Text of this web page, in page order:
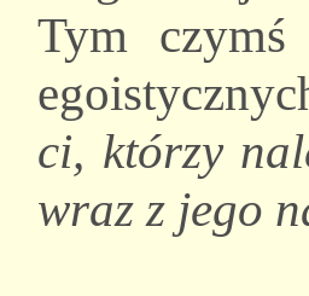
Tym czymś
ci, którzy
wraz z jego